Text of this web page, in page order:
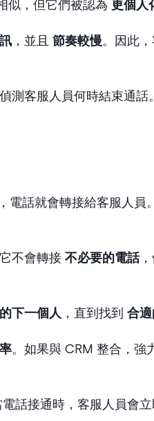
似，但它們被認為 更個人
，並且 節奏較慢。因此
測客服人員何時結束通
話就會轉接給客服人員。
不會轉接 不必要的電話
下一個人 ，直到找到 合
。如果與 CRM 整合，強
話接通時，客服人員會